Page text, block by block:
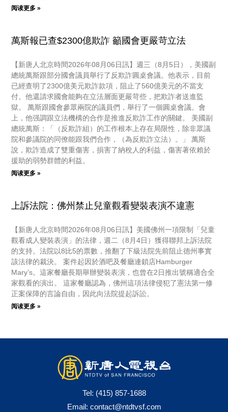
阅读更多 »
萬斯報已查$2300億欺詐 籲國會更嚴苛立法
【新唐人北京時間2026年08月06日訊】週三（8月5日），美國副
總統萬斯跟部分國會議員舉行了反欺詐圓桌會議。他表示，目前
已經查明了2300億美元欺詐款項，阻止了560億美元的不當支
付。他還請求國會能夠在立法層面更嚴苛些，把欺詐者送進監
獄。 萬斯跟國會參眾兩院的議員們，舉行了一個圓桌會議。會
上，他强調跟立法機構的合作是推進反欺詐工作的關鍵。 美國副
總統萬斯：「（反欺詐組）的工作根本上存在局限性，除非眾議
院和參議院的同僚能跟我們合作，（為反欺詐立法）。」 萬斯
說，欺詐造成了雙重傷害，損害了納稅人的利益，傷害著依賴於
援助的弱勢群體的利益。
阅读更多 »
上訴法院：佛州禁止兒童觀看變裝表演不違憲
【新唐人北京時間2026年08月06日訊】美國佛州一項限制「兒童
觀看成人變裝表演」的法律，週二（8月4日）獲得聯邦上訴法院
的支持。法院以8比5的票數，推翻了下級法院先前阻止德州事實
該法律的裁決。 案件起因於酒吧及餐廳連鎖店Hamburger
Mary’s。這家餐廳長期舉辦變裝表演，也曾在2日推出號稱適合全
家觀看的演出。 這家餐廳認為，佛州這項法律侵犯了憲法第一修
正案保障的言論自由，因此向法院提起訴訟。
阅读更多 »
Tel: (415) 857-1688
Email: contact@ntdtvsf.com